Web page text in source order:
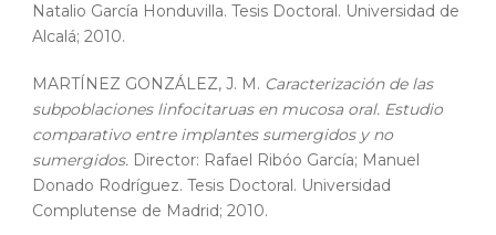
Natalio García Honduvilla. Tesis Doctoral. Universidad de
Alcalá; 2010.
MARTÍNEZ GONZÁLEZ, J. M. Caracterización de las
subpoblaciones linfocitaruas en mucosa oral. Estudio
comparativo entre implantes sumergidos y no
sumergidos. Director: Rafael Ribóo García; Manuel
Donado Rodríguez. Tesis Doctoral. Universidad
Complutense de Madrid; 2010.